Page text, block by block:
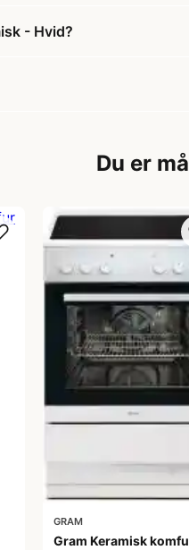
- Hvid?
Du er
GRAM
Gram Keramisk